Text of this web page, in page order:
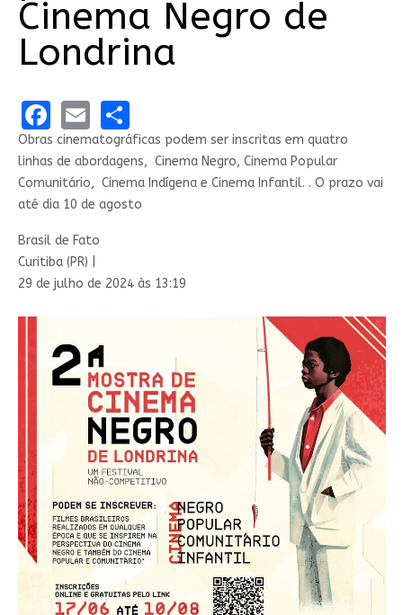
Cinema Negro de
Londrina
Facebook
EmailShare
Obras cinematográficas podem ser inscritas em quatro
linhas de abordagens, Cinema Negro, Cinema Popular
Comunitário, Cinema Indígena e Cinema Infantil. . O prazo vai
até dia 10 de agosto
Brasil de Fato
Curitiba (PR) |
29 de julho de 2024 às 13:19